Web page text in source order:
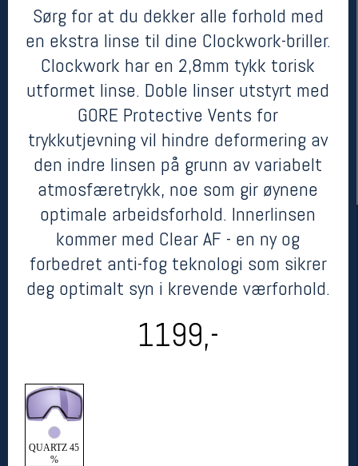
Sørg for at du dekker alle forhold med
en ekstra linse til dine Clockwork-briller.
Clockwork har en 2,8mm tykk torisk
utformet linse. Doble linser utstyrt med
GORE Protective Vents for
trykkutjevning vil hindre deformering av
den indre linsen på grunn av variabelt
atmosfæretrykk, noe som gir øynene
optimale arbeidsforhold. Innerlinsen
kommer med Clear AF - en ny og
forbedret anti-fog teknologi som sikrer
deg optimalt syn i krevende værforhold.
1199,-
QUARTZ 45
%
kr 1199
Her finner du oss
(telefontid man-fredag klokken 10-13)
Vis i kart
Om oss
Kontakt oss